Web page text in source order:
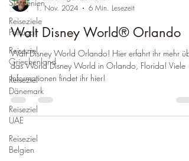
Slowenien
Reiseziele
Portugal
Reiseziel
Griechenland
Reiseziel
Dänemark
Reiseziel
UAE
Reiseziel
Belgien
1. Nov. 2024
6 Min. Lesezeit
Walt Disney World® Orlando
Walt Disney World Orlando! Hier erfahrt ihr mehr über
das World Disney World in Orlando, Florida! Viele
Informationen findet ihr hier!